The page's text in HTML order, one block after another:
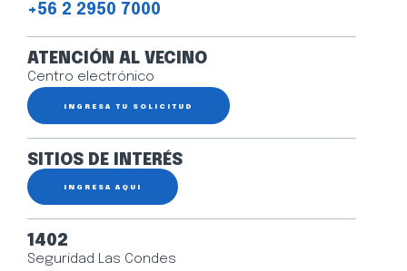
+56 2 2950 7000
ATENCIÓN AL VECINO
Centro electrónico
INGRESA TU SOLICITUD
SITIOS DE INTERÉS
INGRESA AQUÍ
1402
Seguridad Las Condes